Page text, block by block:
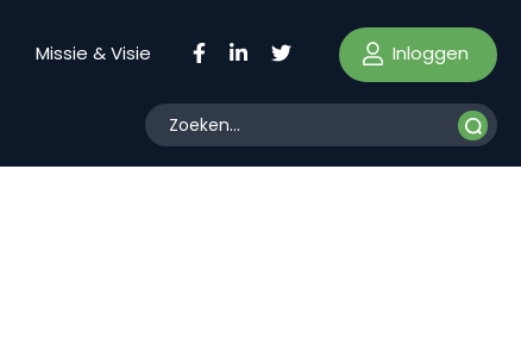
Missie & Visie Inloggen